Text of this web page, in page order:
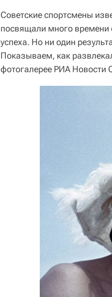
Советские спортсмены
посвящали много
успеха. Но ни один
Показываем, как
фотогалерее РИА Новости